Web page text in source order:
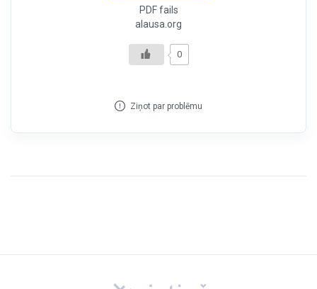
PDF fails
alausa.org
0
Ziņot par problēmu